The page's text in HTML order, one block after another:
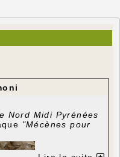
Nord Midi Pyrénées
"Mécènes pour